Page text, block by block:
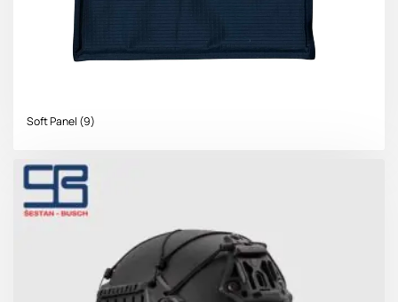
Soft Panel (9)